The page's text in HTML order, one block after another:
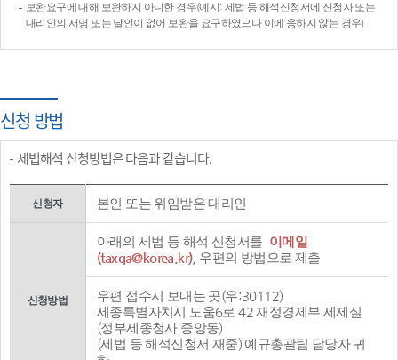
보완요구에 대해 보완하지 아니한 경우(예시: 세법 등 해석신청서에 신청자 또는
대리인의 서명 또는 날인이 없어 보완을 요구하였으나 이에 응하지 않는 경우)
신청 방법
세법해석 신청방법은 다음과 같습니다.
신청자 본인 또는 위임받은 대리인
신청방법
아래의 세법 등 해석 신청서를 이메일
(taxqa@korea.kr), 우편의 방법으로 제출
우편 접수시 보내는 곳(우:30112)
세종특별자치시 도움6로 42 재정경제부 세제실
(정부세종청사 중앙동)
(세법 등 해석신청서 재중) 예규총괄팀 담당자 귀